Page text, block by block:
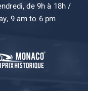
de 9h à 18h /
9 am to 6 pm